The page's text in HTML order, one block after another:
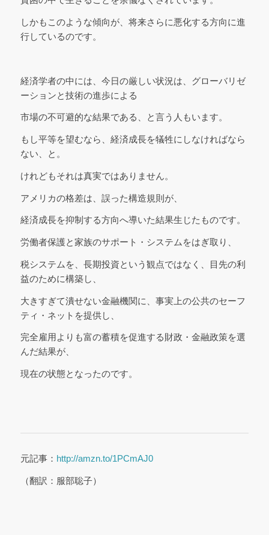
しかもこのような傾向が、将来さらに悪化する方向に進
行しているのです。
経済学者の中には、今日の厳しい状況は、グローバリゼ
ーションと技術の進歩による
市場の不可避的な結果である、と言う人もいます。
もし平等を望むなら、経済成長を犠牲にしなければなら
ない、と。
けれどもそれは真実ではありません。
アメリカの格差は、誤った構造規則が、
経済成長を抑制する方向へ導いた結果生じたものです。
労働者保護と家族のサポート・システムをはぎ取り、
税システムを、長期投資という観点ではなく、目先の利
益のために構築し、
大きすぎて潰せない金融機関に、事実上の公共のセーフ
ティ・ネットを提供し、
完全雇用よりも富の蓄積を促進する財政・金融政策を選
んだ結果が、
現在の状態となったのです。
元記事： http://amzn.to/1PCmAJ0
（翻訳：服部聡子）